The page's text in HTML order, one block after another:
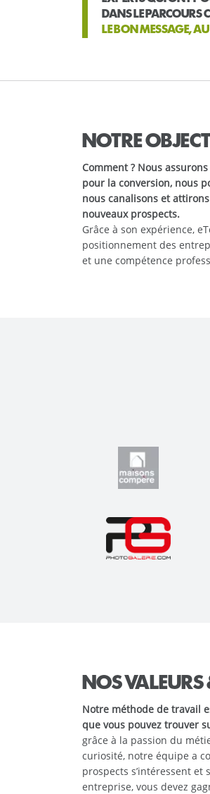
DANS LE PARCOURS
LE BON MESSAGE,
NOTRE
Comment ? Nous
pour la conversion, nous
nous canalisons et
nouveaux prospects.
Grâce à son expérience,
positionnement des
et une compétence
NOS
Notre méthode de travail
que vous pouvez trouver
grâce à la passion du
curiosité, notre équipe a
prospects s’intéressent et
entreprise, vous devez